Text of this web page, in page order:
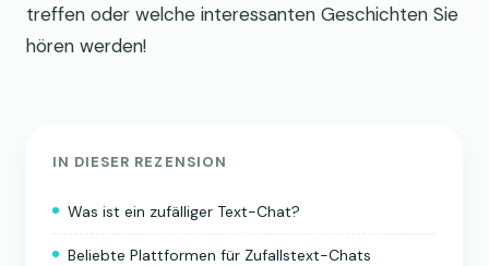
treffen oder welche interessanten Geschichten Sie
hören werden!
IN DIESER REZENSION
Was ist ein zufälliger Text-Chat?
Beliebte Plattformen für Zufallstext-Chats